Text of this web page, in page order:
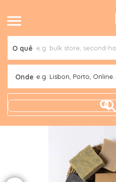
O quê
Onde e.g. Lisbon, Porto, Online..